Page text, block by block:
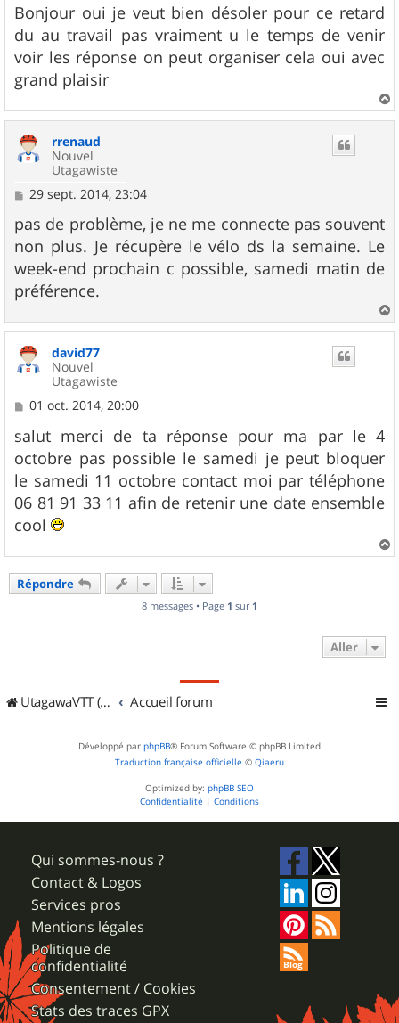
s
s
a
g
e
Bonjour oui je veut bien désoler pour ce retard
du au travail pas vraiment u le temps de venir
voir les réponse on peut organiser cela oui avec
grand plaisir
a
rrenaud
Nouvel
Utagawiste
M
s
s
a
g
e
29 sept. 2014, 23:04
pas de problème, je ne me connecte pas souvent
non plus. Je récupère le vélo ds la semaine. Le
week-end prochain c possible, samedi matin de
préférence.
a
david77
Nouvel
Utagawiste
M
s
s
a
g
e
01 oct. 2014, 20:00
salut merci de ta réponse pour ma par le 4
octobre pas possible le samedi je peut bloquer
le samedi 11 octobre contact moi par téléphone
06 81 91 33 11 afin de retenir une date ensemble
cool
a
Répondre
8 messages • Page 1 sur 1
Aller
UtagawaVTT (Randos VTT et VTTAE avec traces GPS) Accueil forum
Développé par phpBB® Forum Software © phpBB Limited
Traduction française officielle © Qiaeru
Optimized by: phpBB SEO
Confidentialité | Conditions
Qui sommes-nous ?
Contact & Logos
Services pros
Mentions légales
Politique de
confidentialité
Consentement / Cookies
Stats des traces GPX